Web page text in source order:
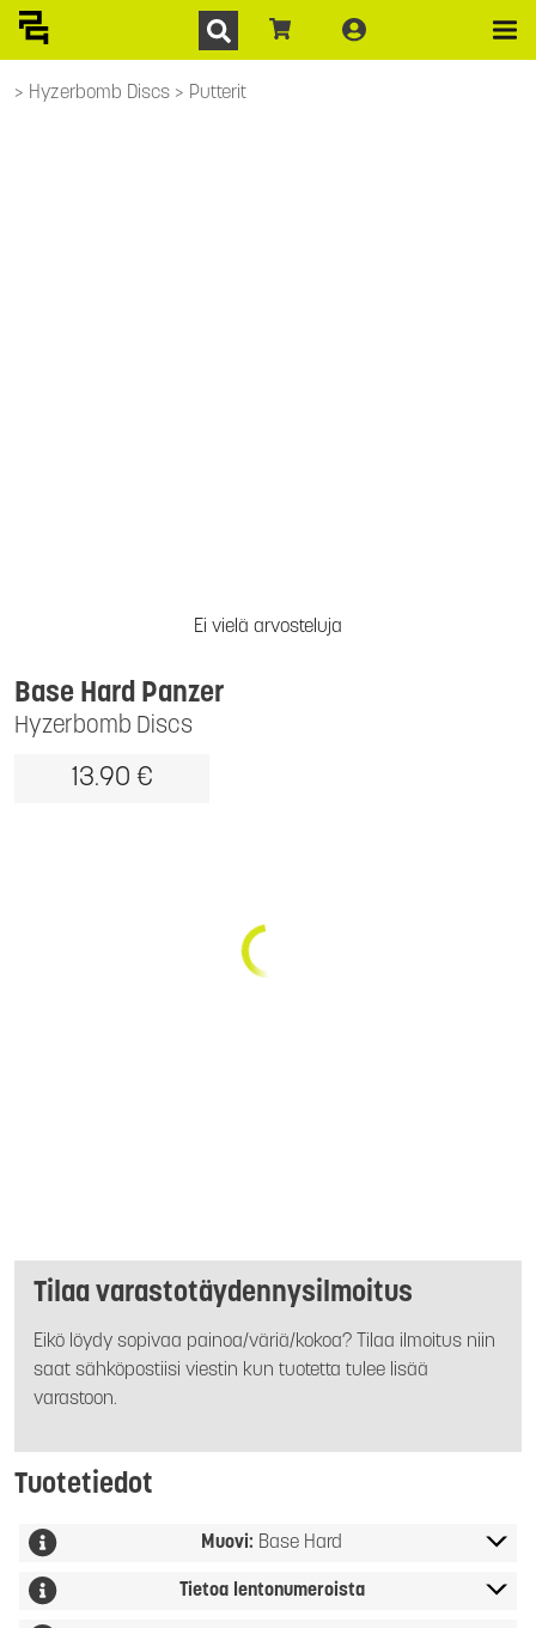
Hyzerbomb Discs Putterit
Ei vielä arvosteluja
Hyzerbomb Discs
Base Hard Panzer
13.90 €
Tilaa varastotäydennysilmoitus
Eikö löydy sopivaa painoa/väriä/kokoa? Tilaa ilmoitus niin
saat sähköpostiisi viestin kun tuotetta tulee lisää
varastoon.
Tuotetiedot
Muovi: Base Hard
Tietoa lentonumeroista